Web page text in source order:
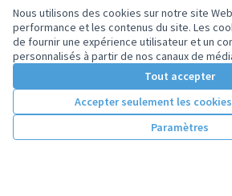
Nous utilisons des cookies sur notre site
performance et les contenus du site. Les
de fournir une expérience utilisateur et un
personnalisés à partir de nos canaux de
Tout accepter
Accepter seulement les
Paramètres